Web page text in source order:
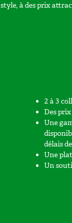
style, à des prix
2 à 3
Des
Une
délais
Une
Un